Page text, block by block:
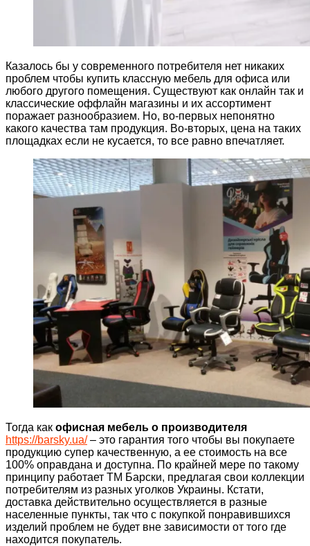
Казалось бы у современного потребителя нет никаких
проблем чтобы купить классную мебель для офиса или
любого другого помещения. Существуют как онлайн так и
классические оффлайн магазины и их ассортимент
поражает разнообразием. Но, во-первых непонятно
какого качества там продукция. Во-вторых, цена на таких
площадках если не кусается, то все равно впечатляет.
Тогда как офисная мебель о производителя
https://barsky.ua/– это гарантия того чтобы вы покупаете
продукцию супер качественную, а ее стоимость на все
100% оправдана и доступна. По крайней мере по такому
принципу работает ТМ Барски, предлагая свои коллекции
потребителям из разных уголков Украины. Кстати,
доставка действительно осуществляется в разные
населенные пункты, так что с покупкой понравившихся
изделий проблем не будет вне зависимости от того где
находится покупатель.